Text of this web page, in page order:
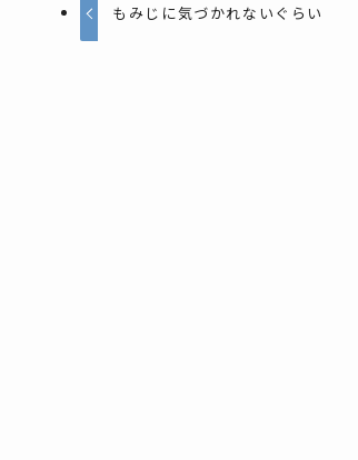
もみじに気づかれないぐらい